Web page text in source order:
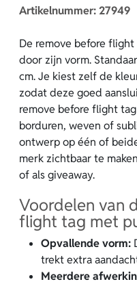
Artikelnummer:27949
De remove before
door zijn vorm.
cm. Je kiest zelf de
zodat deze goed
remove before flight
borduren, weven of
ontwerp op één of
merk zichtbaar te
of als giveaway.
Voordelen van
flight tag met
Opvallende vorm:
trekt extra
Meerdere